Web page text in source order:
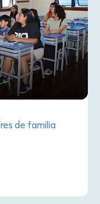
de familia